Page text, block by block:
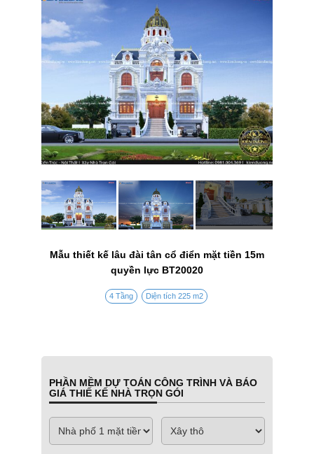
Mẫu thiết kế lâu đài tân cổ điển mặt tiền 15m
quyền lực BT20020
4 Tầng Diện tích 225 m2
PHẦN MỀM DỰ TOÁN CÔNG TRÌNH VÀ BÁO
GIÁ THIẾ KẾ NHÀ TRỌN GÓI